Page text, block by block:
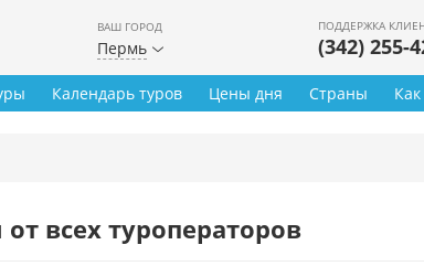
ВАШ ГОРОД
Пермь
ПОДДЕРЖКА
(342) 255-
Календарь туров Цены дня Страны
всех туроператоров